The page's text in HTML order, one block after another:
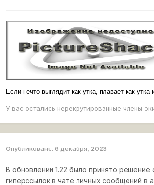
Если нечто выглядит как утка, плавает как утка
У вас остались нерекрутированные члены
Опубликовано:6 декабря, 2023
В обновлении 1.22 было принято
гиперссылок в чате личных сообщений в